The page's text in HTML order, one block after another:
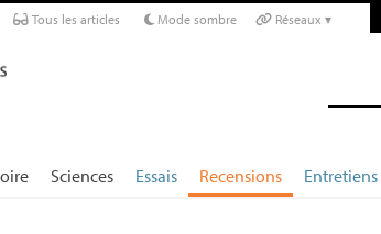
Tous les articles Mode sombre Réseaux ▾
Sciences Essais Recensions Entretiens